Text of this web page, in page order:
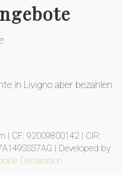
in Livigno aber bezahlen
| CF: 92009800142 | CIR:
| Developed by
Declaration